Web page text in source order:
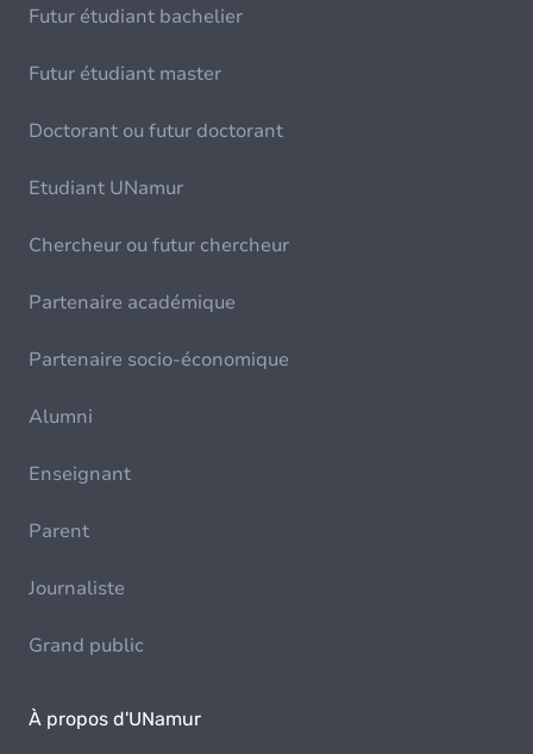
Futur étudiant bachelier
Futur étudiant master
Doctorant ou futur doctorant
Etudiant UNamur
Chercheur ou futur chercheur
Partenaire académique
Partenaire socio-économique
Alumni
Enseignant
Parent
Journaliste
Grand public
À propos d'UNamur